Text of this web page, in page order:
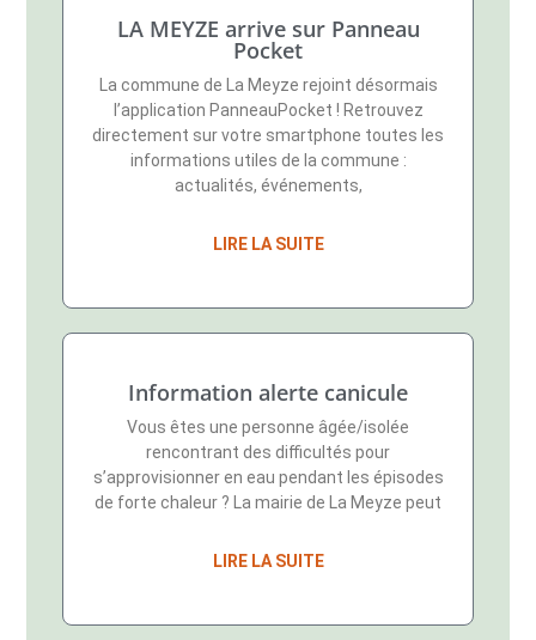
LA MEYZE arrive sur Panneau
Pocket
La commune de La Meyze rejoint désormais
l’application PanneauPocket ! Retrouvez
directement sur votre smartphone toutes les
informations utiles de la commune :
actualités, événements,
LIRE LA SUITE
Information alerte canicule
Vous êtes une personne âgée/isolée
rencontrant des difficultés pour
s’approvisionner en eau pendant les épisodes
de forte chaleur ? La mairie de La Meyze peut
LIRE LA SUITE